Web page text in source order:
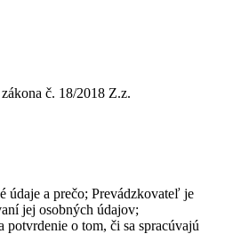
č. 18/2018 Z.z.
údaje a prečo; Prevádzkovateľ je
jej osobných údajov;
o tom, či sa spracúvajú